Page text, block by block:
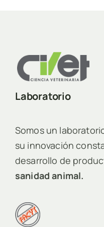
Laboratorio
Somos un
su innovación
desarrollo de
sanidad animal.